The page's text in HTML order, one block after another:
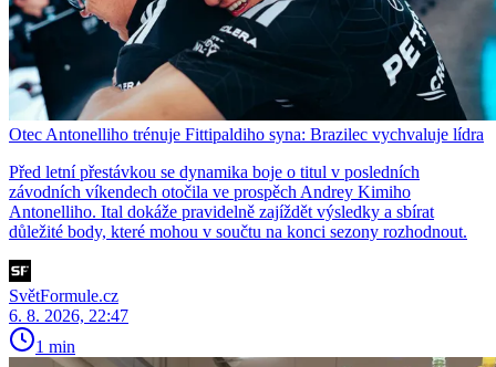
Otec Antonelliho trénuje Fittipaldiho syna: Brazilec vychvaluje lídra
Před letní přestávkou se dynamika boje o titul v posledních
závodních víkendech otočila ve prospěch Andrey Kimiho
Antonelliho. Ital dokáže pravidelně zajíždět výsledky a sbírat
důležité body, které mohou v součtu na konci sezony rozhodnout.
SvětFormule.cz
6. 8. 2026, 22:47
1 min